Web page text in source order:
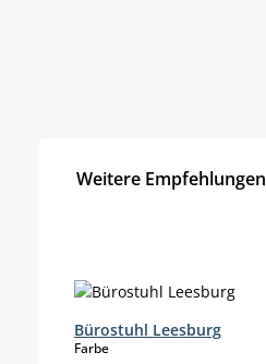
Weitere Empfehlungen
Bürostuhl Leesburg
Farbeauswählen